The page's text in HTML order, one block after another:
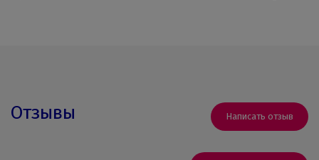
Отзывы Написать отзыв